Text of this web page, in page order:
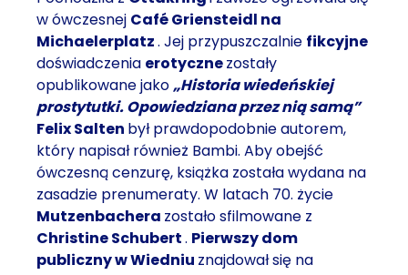
w ówczesnej Café Griensteidl na
Michaelerplatz. Jej przypuszczalnie fikcyjne
doświadczenia erotycznezostały
opublikowane jako„Historia wiedeńskiej
prostytutki. Opowiedziana przez nią samą”
Felix Salten był prawdopodobnie autorem,
który napisał również Bambi. Aby obejść
ówczesną cenzurę, książka została wydana na
zasadzie prenumeraty. W latach 70. życie
Mutzenbachera zostało sfilmowane z
Christine Schubert. Pierwszy dom
publiczny w Wiedniu znajdował się na